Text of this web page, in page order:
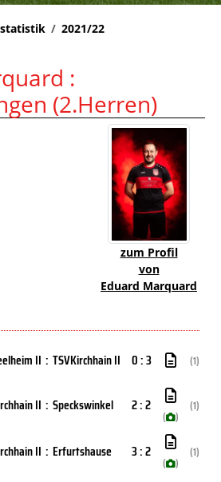
2021/22
:
(2.Herren)
zum Profil
von
Eduard Marquard
II : TSVKirchhain II 0 : 3 (1)
II : Speckswinkel 2 : 2
( )
(1)
II : Erfurtshause 3 : 2
( )
(1)